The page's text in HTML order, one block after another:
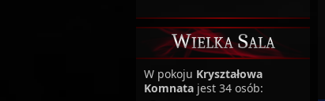
Wielka Sala
W pokoju Kryształowa
Komnata jest 34 osób: